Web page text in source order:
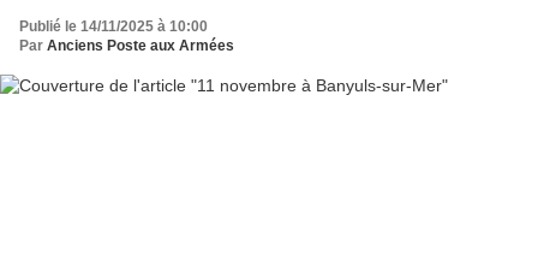
Publié le 14/11/2025 à 10:00
Par Anciens Poste aux Armées